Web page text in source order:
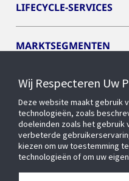
LIFECYCLE-SERVICES
MARKTSEGMENTEN
CYBER SOLUTIONS
OPENBLUE
SLIMME GEBOUWEN
Wij Respecteren Uw
Deze website maakt gebruik
technologieën, zoals
doeleinden zoals het gebruik
verbeterde
kiezen om uw toestemming
technologieën of om uw